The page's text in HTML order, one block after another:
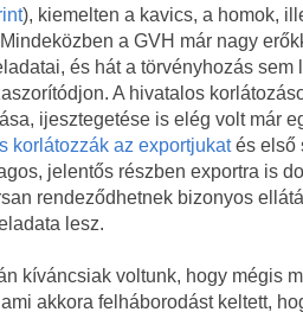
), kiemelten a kavics, a homok,
a GVH már nagy
és hát a törvényhozás
A hivatalos
ijesztegetése is elég volt már
korlátozzák az exportjukatés első
jelentős részben exportra is
rendeződhetnek bizonyos
lesz.
kíváncsiak voltunk, hogy mégis
akkora felháborodást keltett,